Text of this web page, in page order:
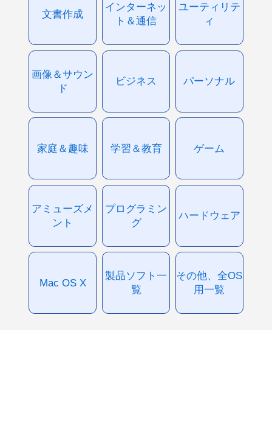
文書作成
インターネッ
ト＆通信
ユーティリテ
ィ
画像＆サウン
ド
ビジネス パーソナル
家庭＆趣味 学習＆教育 ゲーム
アミューズメ
ント
プログラミン
グ
ハードウェア
Mac OS X
製品ソフト一
覧
その他、全OS
用一覧